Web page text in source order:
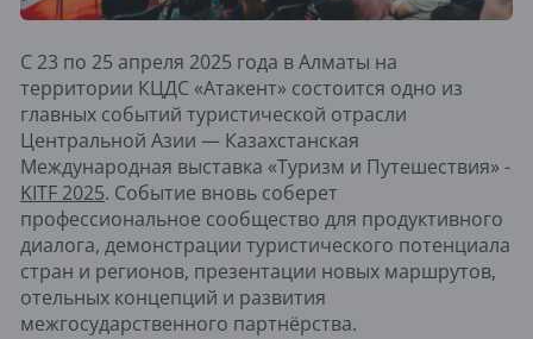
С 23 по 25 апреля 2025 года в Алматы на
территории КЦДС «Атакент» состоится одно из
главных событий туристической отрасли
Центральной Азии — Казахстанская
Международная выставка «Туризм и Путешествия» -
KITF 2025. Событие вновь соберет
профессиональное сообщество для продуктивного
диалога, демонстрации туристического потенциала
стран и регионов, презентации новых маршрутов,
отельных концепций и развития
межгосударственного партнёрства.